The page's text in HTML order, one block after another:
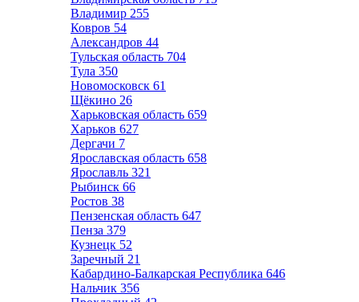
Владимир 255
Ковров 54
Александров 44
Тульская область 704
Тула 350
Новомосковск 61
Щёкино 26
Харьковская область 659
Харьков 627
Дергачи 7
Ярославская область 658
Ярославль 321
Рыбинск 66
Ростов 38
Пензенская область 647
Пенза 379
Кузнецк 52
Заречный 21
Кабардино-Балкарская Республика 646
Нальчик 356